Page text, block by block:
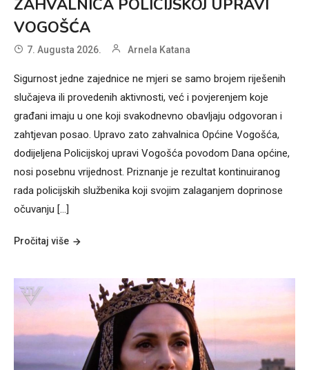
ZAHVALNICA POLICIJSKOJ UPRAVI
VOGOŠĆA
7. Augusta 2026. Arnela Katana
Sigurnost jedne zajednice ne mjeri se samo brojem riješenih
slučajeva ili provedenih aktivnosti, već i povjerenjem koje
građani imaju u one koji svakodnevno obavljaju odgovoran i
zahtjevan posao. Upravo zato zahvalnica Općine Vogošća,
dodijeljena Policijskoj upravi Vogošća povodom Dana općine,
nosi posebnu vrijednost. Priznanje je rezultat kontinuiranog
rada policijskih službenika koji svojim zalaganjem doprinose
očuvanju […]
Pročitaj više